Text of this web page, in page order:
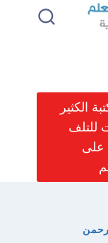
الكثير
للتلف
على